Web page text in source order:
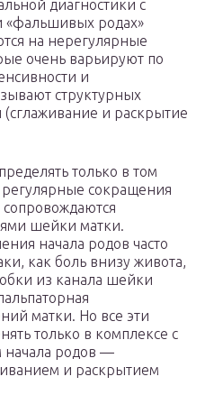
диагностики с
«фальшивых родах»
на нерегулярные
очень варьируют по
и
структурных
и раскрытие
только в том
регулярные сокращения
шейки матки.
начала родов часто
как боль внизу живота,
из канала шейки
матки. Но все эти
только в комплексе с
начала родов —
и раскрытием